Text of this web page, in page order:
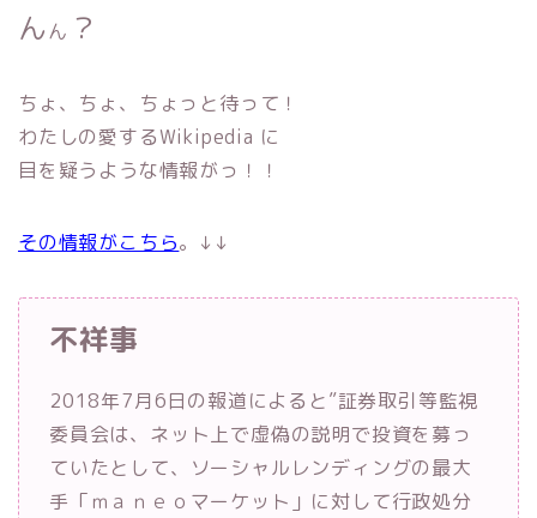
んん ？
ちょ、ちょ、ちょっと待って！
わたしの愛するWikipedia に
目を疑うような情報がっ！！
その情報がこちら。↓↓
不祥事
2018年7月6日の報道によると”証券取引等監視
委員会は、ネット上で虚偽の説明で投資を募っ
ていたとして、ソーシャルレンディングの最大
手「ｍａｎｅｏマーケット」に対して行政処分